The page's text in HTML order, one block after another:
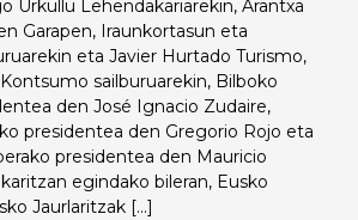
Urkullu Lehendakariarekin, Arantxa
Garapen, Iraunkortasun eta
eta Javier Hurtado Turismo,
sailburuarekin, Bilboko
den José Ignacio Zudaire,
presidentea den Gregorio Rojo eta
presidentea den Mauricio
egindako bileran, Eusko
Jaurlaritzak [...]